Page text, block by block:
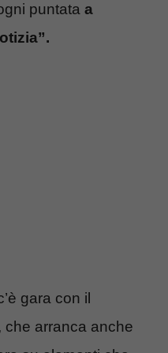
puntata a
gara con il
che arranca anche